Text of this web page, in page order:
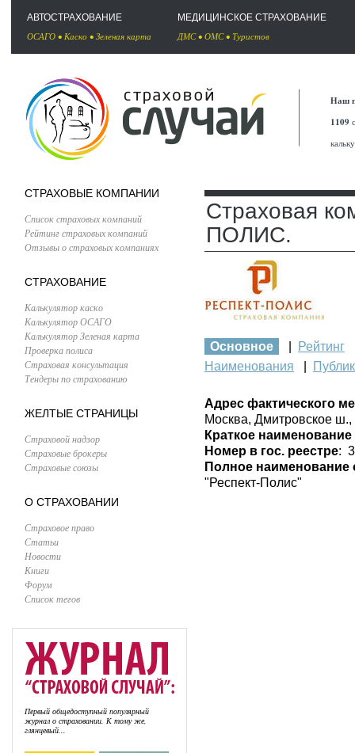
АВТОСТРАХОВАНИЕ
ОСАГО • Каско • Зеленая карта
МЕДИЦИНСКОЕ СТРАХОВАНИЕ
ДМС• ОМС• Туристов
Наш
1109
СТРАХОВЫЕ КОМПАНИИ
Список страховых компаний
Рейтинг страховых компаний
Отзывы о страховых компаниях
СТРАХОВАНИЕ
Калькулятор каско
Калькулятор ОСАГО
Калькулятор Зеленая карта
Проверка полиса
Страховая консультация
Тендеры по страхованию
ЖЕЛТЫЕ СТРАНИЦЫ
Страховой надзор
Страховые брокеры
Страховые союзы
О СТРАХОВАНИИ
Страховое право
Статьи
Новости
Книги
Форум
Список тегов
Первый общедоступный популярный
журнал о страховании. К тому же,
глянцевый...
Страховая
ПОЛИС.
Основное Рейтинг
Наименования
Адрес фактического
Москва, Дмитровское ш.,
Краткое
Номер в гос. реестре:
Полное наименование
"Респект-Полис"